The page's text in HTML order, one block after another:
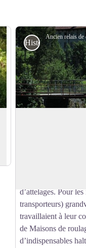
Histoire et
d’attelages. Pour
transporteurs)
travaillaient à leur
de Maisons de
d’indispensables